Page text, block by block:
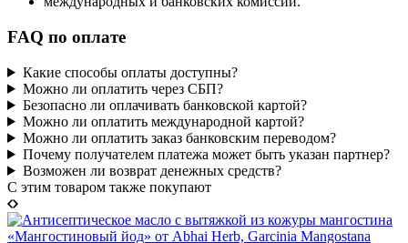
FAQ по оплате
Какие способы оплаты доступны?
Можно ли оплатить через СБП?
Безопасно ли оплачивать банковской картой?
Можно ли оплатить международной картой?
Можно ли оплатить заказ банковским переводом?
Почему получателем платежа может быть указан партнер?
Возможен ли возврат денежных средств?
C этим товаром также покупают